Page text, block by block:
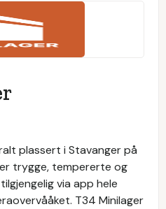
plassert i Stavanger på
trygge, tempererte og
via app hele
T34 Minilager